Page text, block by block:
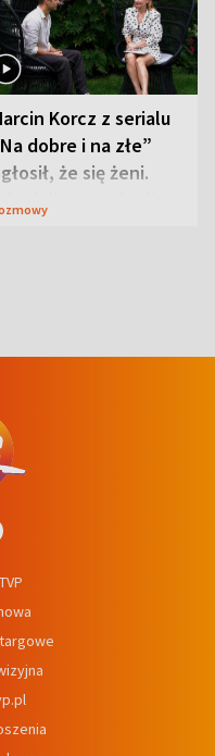
Korcz z serialu
dobre i na złe”
że się żeni.
co zmienił